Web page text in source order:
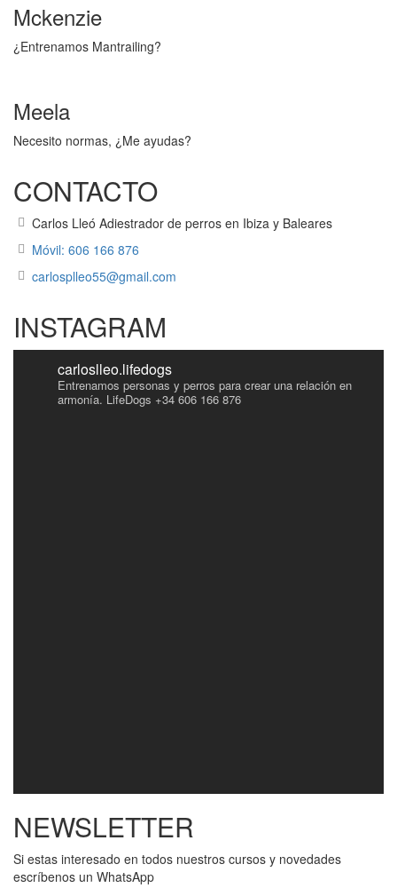
Mckenzie
¿Entrenamos Mantrailing?
Meela
Necesito normas, ¿Me ayudas?
CONTACTO
Carlos Lleó Adiestrador de perros en Ibiza y Baleares
Móvil: 606 166 876
carlosplleo55@gmail.com
INSTAGRAM
carloslleo.lifedogs
Entrenamos personas y perros para crear una relación en
armonía. LifeDogs +34 606 166 876
NEWSLETTER
Si estas interesado en todos nuestros cursos y novedades
escríbenos un WhatsApp